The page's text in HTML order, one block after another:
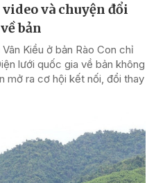
và chuyện đổi
bản
Kiều ở bản Rào Con chỉ
lưới quốc gia về bản không
mở ra cơ hội kết nối, đổi thay